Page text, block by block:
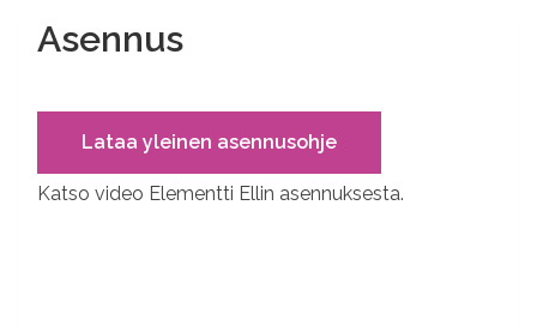
Asennus
Lataa yleinen asennusohje
Katso video Elementti Ellin asennuksesta.